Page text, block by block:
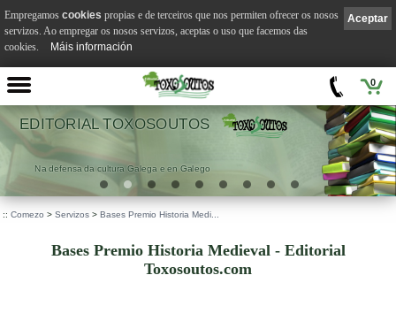
0
TOXOSOUTOS
da cultura Galega e en Galego
:: Comezo > Servizos > Bases Premio Historia Medi...
Bases Premio Historia Medieval - Editorial
Toxosoutos.com
Aceptar
Empregamos cookies propias e de terceiros que nos permiten ofrecer os nosos
servizos. Ao empregar os nosos servizos, aceptas o uso que facemos das
cookies.
Máis información